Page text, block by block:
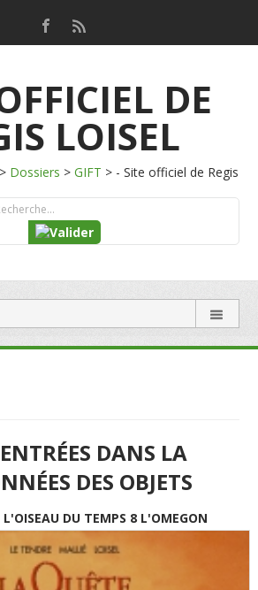
DE
LOISEL
> Dossiers > GIFT > - Site officiel de Regis
DANS LA
DES OBJETS
DU TEMPS 8 L'OMEGON